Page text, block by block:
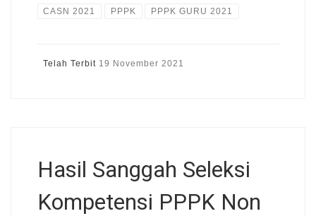
CASN 2021 PPPK PPPK GURU 2021
Telah Terbit 19 November 2021
Hasil Sanggah Seleksi
Kompetensi PPPK Non